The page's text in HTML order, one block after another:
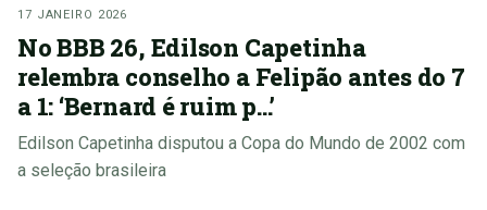
17 JANEIRO 2026
No BBB 26, Edilson Capetinha
relembra conselho a Felipão antes do 7
a 1: ‘Bernard é ruim p…’
Edilson Capetinha disputou a Copa do Mundo de 2002 com
a seleção brasileira